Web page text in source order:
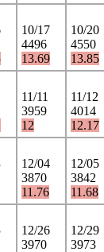
10/17
4496
13.69
10/20
4550
13.85
11/11
3959
12
11/12
4014
12.17
12/04
3870
11.76
12/05
3842
11.68
12/26
3970
12/29
3973